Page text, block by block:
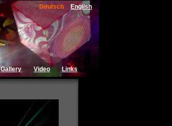
Deutsch English
Gallery Video Links